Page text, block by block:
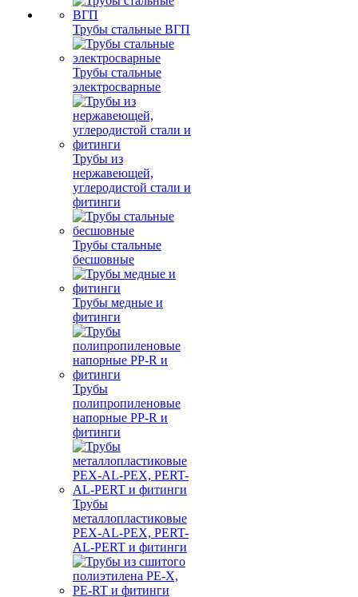
Трубы стальные ВГП
Трубы стальные
электросварные
Трубы из
нержавеющей,
углеродистой стали и
фитинги
Трубы стальные
бесшовные
Трубы медные и
фитинги
Трубы
полипропиленовые
напорные PP-R и
фитинги
Трубы
металлопластиковые
PEX-AL-PEX, PERT-
AL-PERT и фитинги